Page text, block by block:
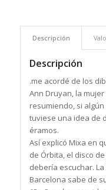
Descripción
Descripción
.me acordé de los
Ann Druyan, la
resumiendo, si
tuviese una idea de
éramos.
Así explicó Mixa en
de Órbita, el disco
debería escuchar.
Barcelona sabe de